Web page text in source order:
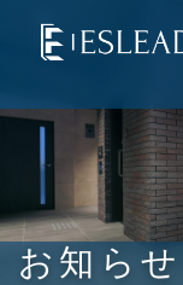
お知らせ